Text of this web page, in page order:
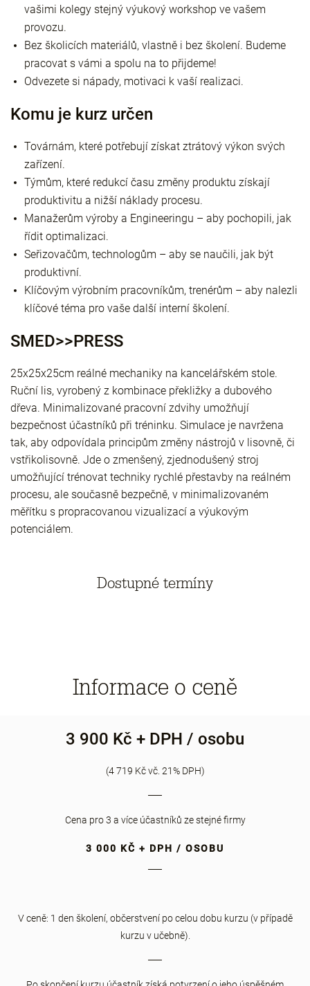
vašimi kolegy stejný výukový workshop ve vašem
provozu.
Bez školicích materiálů, vlastně i bez školení. Budeme
pracovat s vámi a spolu na to přijdeme!
Odvezete si nápady, motivaci k vaší realizaci.
Komu je kurz určen
Továrnám, které potřebují získat ztrátový výkon svých
zařízení.
Týmům, které redukcí času změny produktu získají
produktivitu a nižší náklady procesu.
Manažerům výroby a Engineeringu – aby pochopili, jak
řídit optimalizaci.
Seřizovačům, technologům – aby se naučili, jak být
produktivní.
Klíčovým výrobním pracovníkům, trenérům – aby nalezli
klíčové téma pro vaše další interní školení.
SMED>>PRESS
25x25x25cm reálné mechaniky na kancelářském stole.
Ruční lis, vyrobený z kombinace překližky a dubového
dřeva. Minimalizované pracovní zdvihy umožňují
bezpečnost účastníků při tréninku. Simulace je navržena
tak, aby odpovídala principům změny nástrojů v lisovně, či
vstřikolisovně. Jde o zmenšený, zjednodušený stroj
umožňující trénovat techniky rychlé přestavby na reálném
procesu, ale současně bezpečně, v minimalizovaném
měřítku s propracovanou vizualizací a výukovým
potenciálem.
Dostupné termíny
Informace o ceně
3 900 Kč + DPH / osobu
(4 719 Kč vč. 21% DPH)
Cena pro 3 a více účastníků ze stejné firmy
3 000 KČ + DPH / OSOBU
V ceně: 1 den školení, občerstvení po celou dobu kurzu (v případě
kurzu v učebně).